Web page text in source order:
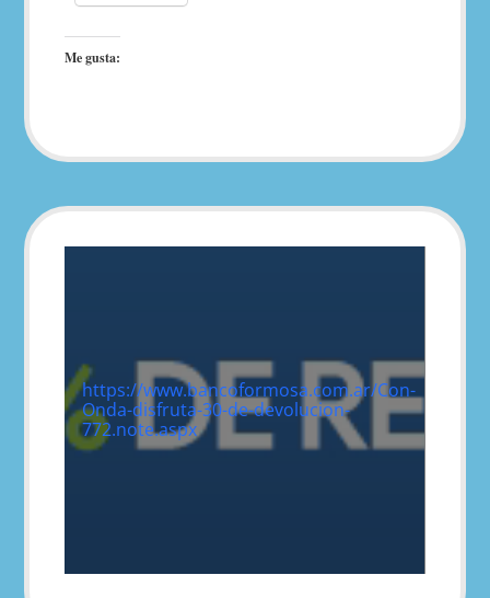
Me gusta:
https://www.bancoformosa.com.ar/Con-
Onda-disfruta-30-de-devolucion-
772.note.aspx